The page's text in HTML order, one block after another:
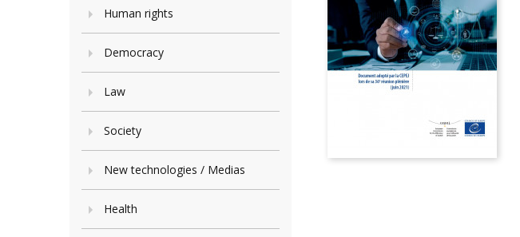
Human rights
Democracy
Law
Society
New technologies / Medias
Health